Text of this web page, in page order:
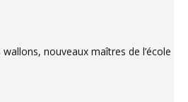
nouveaux maîtres de l’école